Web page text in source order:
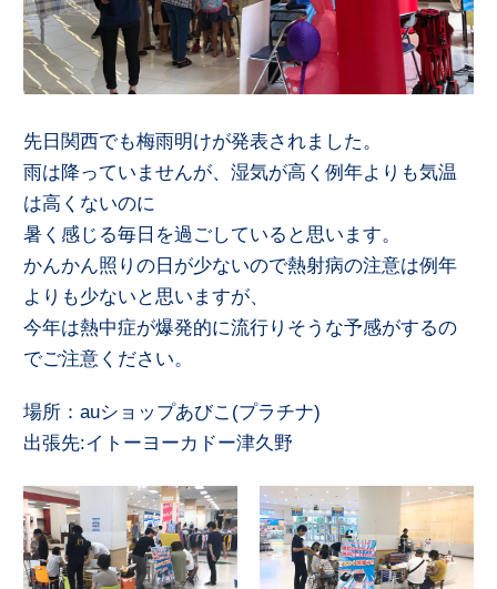
先日関西でも梅雨明けが発表されました。
雨は降っていませんが、湿気が高く例年よりも気温
は高くないのに
暑く感じる毎日を過ごしていると思います。
かんかん照りの日が少ないので熱射病の注意は例年
よりも少ないと思いますが、
今年は熱中症が爆発的に流行りそうな予感がするの
でご注意ください。
場所：auショップあびこ(プラチナ)
出張先:イトーヨーカドー津久野